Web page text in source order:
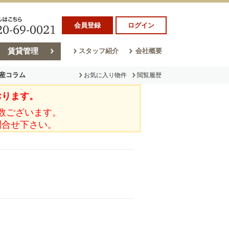
会員登録 ログイン
賃貸管理 スタッフ紹介 会社概要
コラム
ム
お気に入り物件 閲覧履歴
ます。
ざいます。
せ下さい。